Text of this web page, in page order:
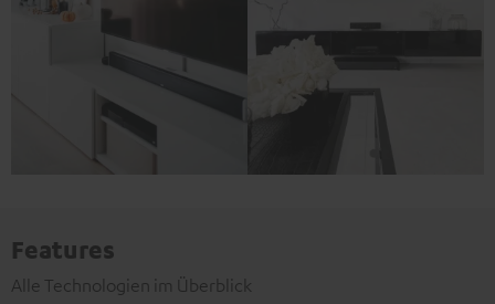
Features
Alle Technologien im Überblick